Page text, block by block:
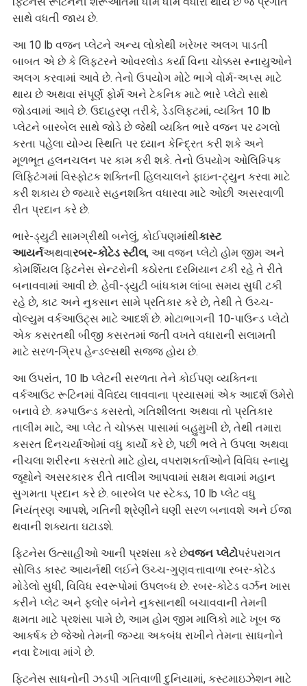
સાથે વધતી જાય છે.
આ 10 lb વજન પ્લેટને અન્ય લોકોથી ખરેખર અલગ પાડતી
બાબત એ છે કે લિફ્ટરને ઓવરલોડ કર્યા વિના ચોક્કસ સ્નાયુઓને
અલગ કરવામાં આવે છે. તેનો ઉપયોગ મોટે ભાગે વોર્મ-અપ્સ માટે
થાય છે અથવા સંપૂર્ણ ફોર્મ અને ટેકનિક માટે ભારે પ્લેટો સાથે
જોડવામાં આવે છે. ઉદાહરણ તરીકે, ડેડલિફ્ટમાં, વ્યક્તિ 10 lb
પ્લેટને બારબેલ સાથે જોડે છે જેથી વ્યક્તિ ભારે વજન પર ઢગલો
કરતા પહેલા યોગ્ય સ્થિતિ પર ધ્યાન કેન્દ્રિત કરી શકે અને
મૂળભૂત હલનચલન પર કામ કરી શકે. તેનો ઉપયોગ ઓલિમ્પિક
લિફ્ટિંગમાં વિસ્ફોટક શક્તિની હિલચાલને ફાઇન-ટ્યુન કરવા માટે
કરી શકાય છે જ્યારે સહનશક્તિ વધારવા માટે ઓછી અસરવાળી
રીત પ્રદાન કરે છે.
ભારે-ડ્યુટી સામગ્રીથી બનેલું, કોઈપણમાંથીકાસ્ટ
આયર્નઅથવારબર-કોટેડ સ્ટીલ, આ વજન પ્લેટો હોમ જીમ અને
કોમર્શિયલ ફિટનેસ સેન્ટરોની કઠોરતા દરમિયાન ટકી રહે તે રીતે
બનાવવામાં આવી છે. હેવી-ડ્યુટી બાંધકામ લાંબા સમય સુધી ટકી
રહે છે, કાટ અને નુકસાન સામે પ્રતિકાર કરે છે, તેથી તે ઉચ્ચ-
વોલ્યુમ વર્કઆઉટ્સ માટે આદર્શ છે. મોટાભાગની 10-પાઉન્ડ પ્લેટો
એક કસરતથી બીજી કસરતમાં જતી વખતે વધારાની સલામતી
માટે સરળ-ગ્રિપ હેન્ડલ્સથી સજ્જ હોય ​​છે.
આ ઉપરાંત, 10 lb પ્લેટની સરળતા તેને કોઈપણ વ્યક્તિના
વર્કઆઉટ રૂટિનમાં વૈવિધ્ય લાવવાના પ્રયાસમાં એક આદર્શ ઉમેરો
બનાવે છે. કમ્પાઉન્ડ કસરતો, ગતિશીલતા અથવા તો પ્રતિકાર
તાલીમ માટે, આ પ્લેટ તે ચોક્કસ પાસામાં બહુમુખી છે, તેથી તમારા
કસરત દિનચર્યાઓમાં વધુ કાર્યો કરે છે, પછી ભલે તે ઉપલા અથવા
નીચલા શરીરના કસરતો માટે હોય, વપરાશકર્તાઓને વિવિધ સ્નાયુ
જૂથોને અસરકારક રીતે તાલીમ આપવામાં સક્ષમ થવામાં મહાન
સુગમતા પ્રદાન કરે છે. બારબેલ પર સ્ટેક્ડ, 10 lb પ્લેટ વધુ
નિયંત્રણ આપશે, ગતિની શ્રેણીને ઘણી સરળ બનાવશે અને ઈજા
થવાની શક્યતા ઘટાડશે.
ફિટનેસ ઉત્સાહીઓ આની પ્રશંસા કરે છેવજન પ્લેટોપરંપરાગત
સોલિડ કાસ્ટ આયર્નથી લઈને ઉચ્ચ-ગુણવત્તાવાળા રબર-કોટેડ
મોડેલો સુધી, વિવિધ સ્વરૂપોમાં ઉપલબ્ધ છે. રબર-કોટેડ વર્ઝન ખાસ
કરીને પ્લેટ અને ફ્લોર બંનેને નુકસાનથી બચાવવાની તેમની
ક્ષમતા માટે પ્રશંસા પામે છે, આમ હોમ જીમ માલિકો માટે ખૂબ જ
આકર્ષક છે જેઓ તેમની જગ્યા અકબંધ રાખીને તેમના સાધનોને
નવા દેખાવા માંગે છે.
ફિટનેસ સાધનોની ઝડપી ગતિવાળી દુનિયામાં, કસ્ટમાઇઝેશન માટે